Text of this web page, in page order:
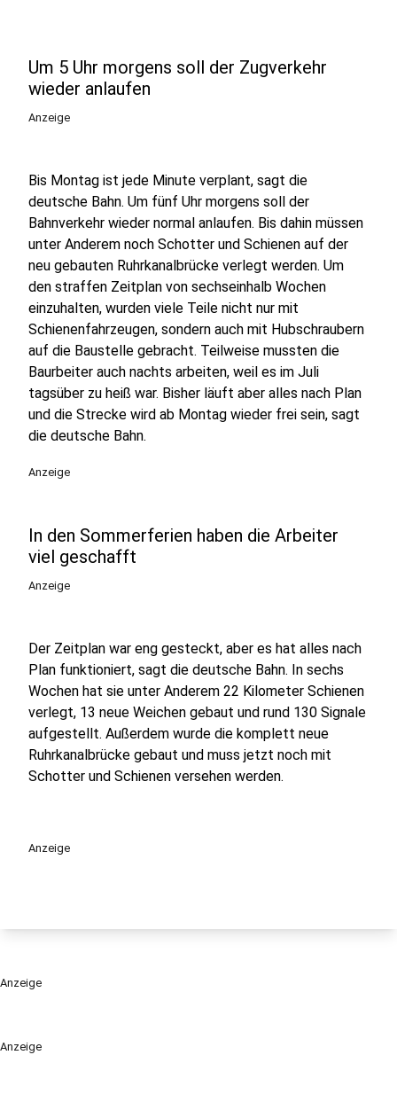
Anzeige
Um 5 Uhr morgens soll der Zugverkehr
wieder anlaufen
Anzeige
Bis Montag ist jede Minute verplant, sagt die
deutsche Bahn. Um fünf Uhr morgens soll der
Bahnverkehr wieder normal anlaufen. Bis dahin müssen
unter Anderem noch Schotter und Schienen auf der
neu gebauten Ruhrkanalbrücke verlegt werden. Um
den straffen Zeitplan von sechseinhalb Wochen
einzuhalten, wurden viele Teile nicht nur mit
Schienenfahrzeugen, sondern auch mit Hubschraubern
auf die Baustelle gebracht. Teilweise mussten die
Baurbeiter auch nachts arbeiten, weil es im Juli
tagsüber zu heiß war. Bisher läuft aber alles nach Plan
und die Strecke wird ab Montag wieder frei sein, sagt
die deutsche Bahn.
Anzeige
In den Sommerferien haben die Arbeiter
viel geschafft
Anzeige
Der Zeitplan war eng gesteckt, aber es hat alles nach
Plan funktioniert, sagt die deutsche Bahn. In sechs
Wochen hat sie unter Anderem 22 Kilometer Schienen
verlegt, 13 neue Weichen gebaut und rund 130 Signale
aufgestellt. Außerdem wurde die komplett neue
Ruhrkanalbrücke gebaut und muss jetzt noch mit
Schotter und Schienen versehen werden.
Anzeige
Anzeige